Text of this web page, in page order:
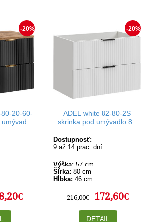
-20%
20-60-
-20%
ADEL white 82-80-2S
skrinka pod umývadlo 80
Dostupnosť:
9 až 14 prac. dní
Výška: 57 cm
Šírka: 80 cm
Hĺbka: 46 cm
216,00€ 172,60€
DETAIL